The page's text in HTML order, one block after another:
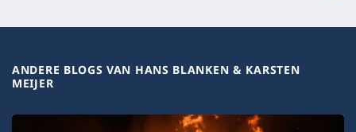
ANDERE BLOGS VAN HANS BLANKEN & KARSTEN
MEIJER